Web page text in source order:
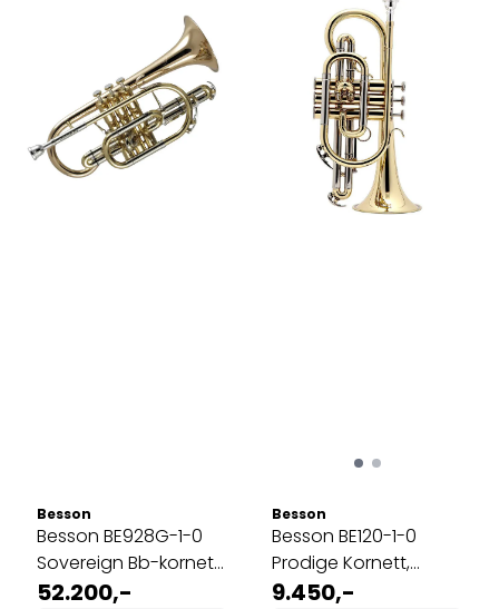
Besson
Besson BE928G-1-0
Sovereign Bb-kornett,
lakkert
52.200,-
Besson
Besson BE120-1-0
Prodige Kornett,
lakkert
9.450,-